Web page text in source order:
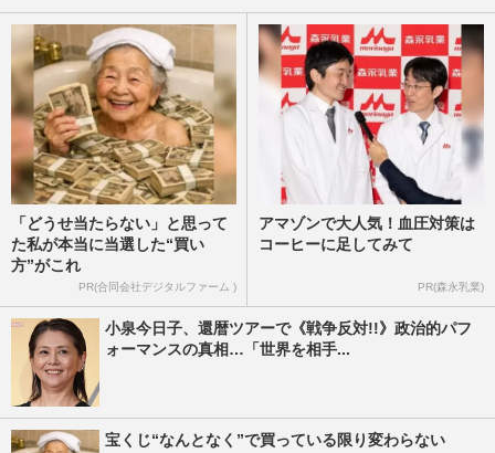
「どうせ当たらない」と思って
た私が本当に当選した“買い
方”がこれ
PR(合同会社デジタルファーム )
アマゾンで大人気！血圧対策は
コーヒーに足してみて
PR(森永乳業)
小泉今日子、還暦ツアーで《戦争反対!!》政治的パフ
ォーマンスの真相…「世界を相手...
宝くじ“なんとなく”で買っている限り変わらない